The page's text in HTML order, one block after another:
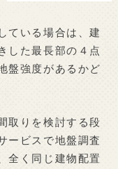
ている場合は、建
した最長部の４点
盤強度があるかど
取りを検討する段
ービスで地盤調査
全く同じ建物配置